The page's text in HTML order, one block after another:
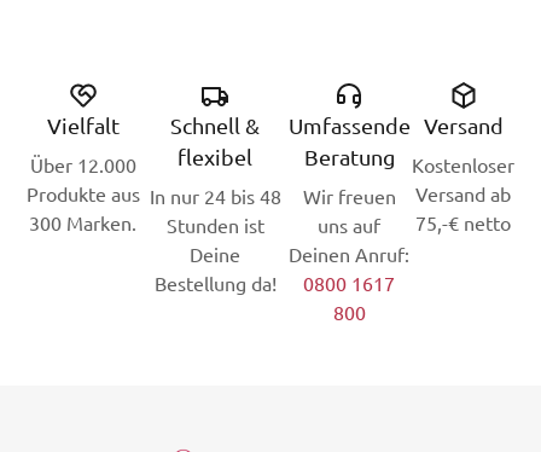
Vielfalt
Über 12.000
Produkte aus
300 Marken.
Schnell &
flexibel
In nur 24 bis 48
Stunden ist
Deine
Bestellung da!
Umfassende
Beratung
Wir freuen
uns auf
Deinen Anruf:
0800 1617
800
Versand
Kostenloser
Versand ab
75,-€ netto